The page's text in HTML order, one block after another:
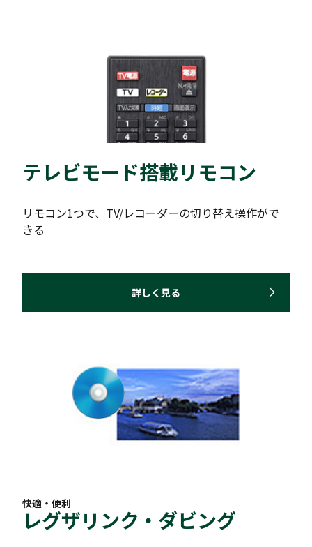
テレビモード搭載リモコン
リモコン1つで、TV/レコーダーの切り替え操作がで
きる
詳しく見る
快適・便利
レグザリンク・ダビング